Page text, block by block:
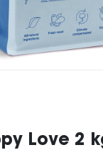
Love 2